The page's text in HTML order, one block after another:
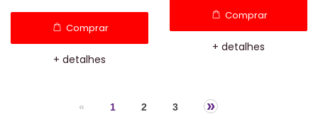
Comprar
+ detalhes
Comprar
+ detalhes
« 1 2 3 »